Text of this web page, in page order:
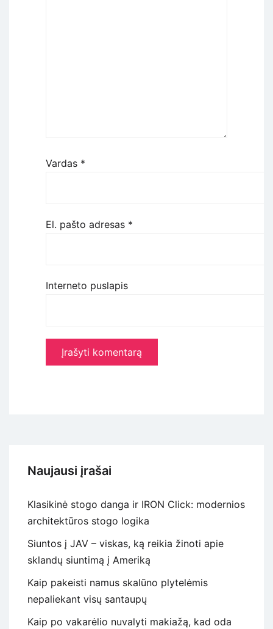
Vardas *
El. pašto adresas *
Interneto puslapis
Naujausi įrašai
Klasikinė stogo danga ir IRON Click: modernios
architektūros stogo logika
Siuntos į JAV – viskas, ką reikia žinoti apie
sklandų siuntimą į Ameriką
Kaip pakeisti namus skalūno plytelėmis
nepaliekant visų santaupų
Kaip po vakarėlio nuvalyti makiažą, kad oda